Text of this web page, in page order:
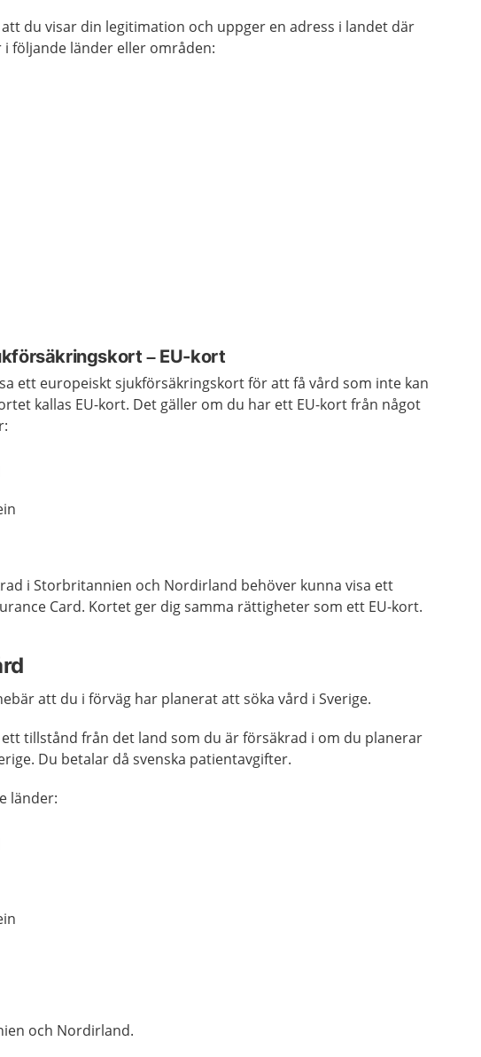
du visar din legitimation och uppger en adress i landet där
i följande länder eller områden:
– EU-kort
ett europeiskt sjukförsäkringskort för att få vård som inte kan
kallas EU-kort. Det gäller om du har ett EU-kort från något
i Storbritannien och Nordirland behöver kunna visa ett
Card. Kortet ger dig samma rättigheter som ett EU-kort.
att du i förväg har planerat att söka vård i Sverige.
tillstånd från det land som du är försäkrad i om du planerar
Du betalar då svenska patientavgifter.
länder:
och Nordirland.